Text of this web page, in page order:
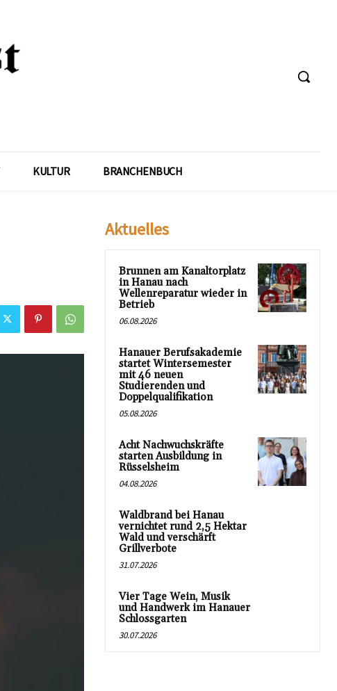
KULTUR BRANCHENBUCH
Aktuelles
Brunnen am Kanaltorplatz
in Hanau nach
Wellenreparatur wieder in
Betrieb
06.08.2026
Hanauer Berufsakademie
startet Wintersemester
mit 46 neuen
Studierenden und
Doppelqualifikation
05.08.2026
Acht Nachwuchskräfte
starten Ausbildung in
Rüsselsheim
04.08.2026
Waldbrand bei Hanau
vernichtet rund 2,5 Hektar
Wald und verschärft
Grillverbote
31.07.2026
Vier Tage Wein, Musik
und Handwerk im Hanauer
Schlossgarten
30.07.2026